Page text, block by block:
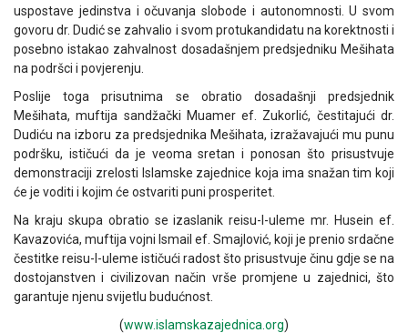
uspostave jedinstva i očuvanja slobode i autonomnosti. U svom
govoru dr. Dudić se zahvalio i svom protukandidatu na korektnosti i
posebno istakao zahvalnost dosadašnjem predsjedniku Mešihata
na podršci i povjerenju.
Poslije toga prisutnima se obratio dosadašnji predsjednik
Mešihata, muftija sandžački Muamer ef. Zukorlić, čestitajući dr.
Dudiću na izboru za predsjednika Mešihata, izražavajući mu punu
podršku, ističući da je veoma sretan i ponosan što prisustvuje
demonstraciji zrelosti Islamske zajednice koja ima snažan tim koji
će je voditi i kojim će ostvariti puni prosperitet.
Na kraju skupa obratio se izaslanik reisu-l-uleme mr. Husein ef.
Kavazovića, muftija vojni Ismail ef. Smajlović, koji je prenio srdačne
čestitke reisu-l-uleme ističući radost što prisustvuje činu gdje se na
dostojanstven i civilizovan način vrše promjene u zajednici, što
garantuje njenu svijetlu budućnost.
(www.islamskazajednica.org)